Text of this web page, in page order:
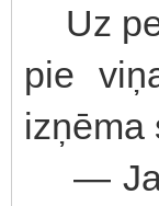
Uz
pie
izņēma
—